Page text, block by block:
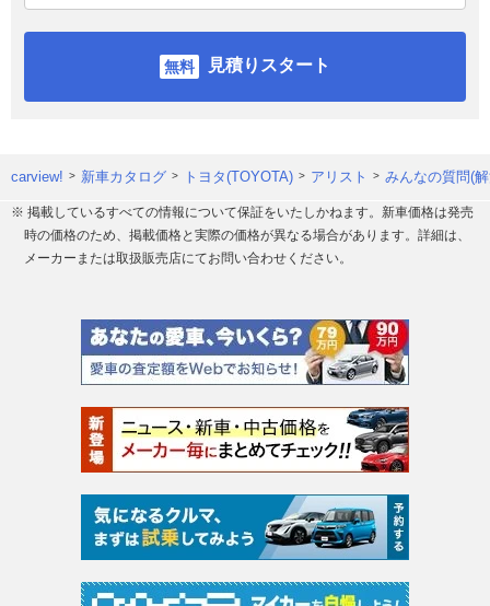
見積りスタート
carview! 新車カタログ トヨタ(TOYOTA) アリスト みんなの質問(
※ 掲載しているすべての情報について保証をいたしかねます。新車価格は発売
時の価格のため、掲載価格と実際の価格が異なる場合があります。詳細は、
メーカーまたは取扱販売店にてお問い合わせください。